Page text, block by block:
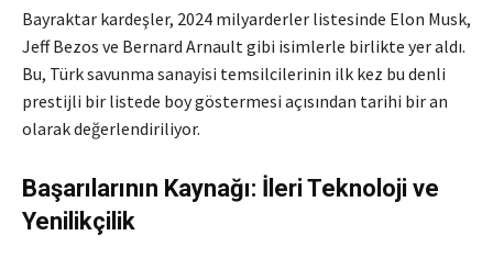
Bayraktar kardeşler, 2024 milyarderler listesinde Elon Musk,
Jeff Bezos ve Bernard Arnault gibi isimlerle birlikte yer aldı.
Bu, Türk savunma sanayisi temsilcilerinin ilk kez bu denli
prestijli bir listede boy göstermesi açısından tarihi bir an
olarak değerlendiriliyor.
Başarılarının Kaynağı: İleri Teknoloji ve
Yenilikçilik